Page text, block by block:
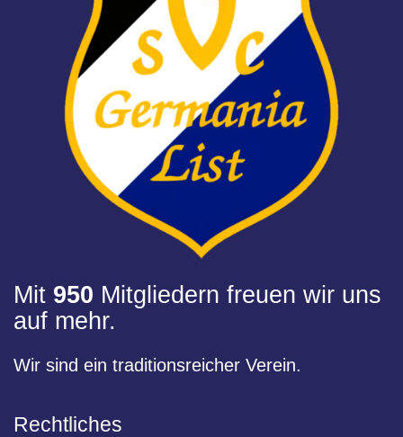
Mit 950 Mitgliedern freuen wir uns
auf mehr.
Wir sind ein traditionsreicher Verein.
Rechtliches